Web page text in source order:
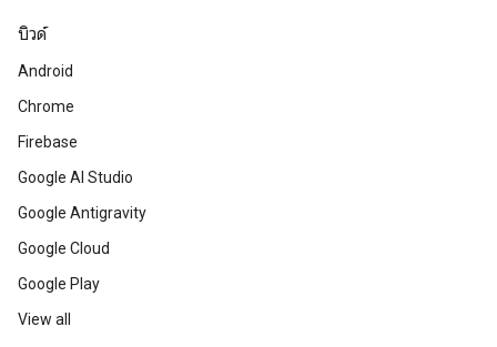
บิวด์
Android
Chrome
Firebase
Google AI Studio
Google Antigravity
Google Cloud
Google Play
View all